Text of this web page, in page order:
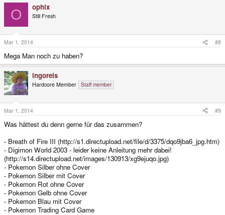
O ophix
Still Fresh
Mar 1, 2014 #8
Mega Man noch zu haben?
ingoreis
Hardcore Member Staff member
Mar 1, 2014 #9
Was hättest du denn gerne für das zusammen?
- Breath of Fire III (http://s1.directupload.net/file/d/3375/dqo9jba6_jpg.htm)
- Digimon World 2003 - leider keine Anleitung mehr dabei!
(http://s14.directupload.net/images/130913/xg9ejuqo.jpg)
- Pokemon Silber ohne Cover
- Pokemon Silber mit Cover
- Pokemon Rot ohne Cover
- Pokemon Gelb ohne Cover
- Pokemon Blau mit Cover
- Pokemon Trading Card Game